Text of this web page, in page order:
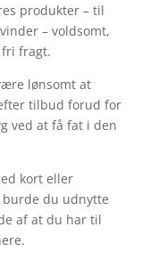
produkter – til
– voldsomt,
fragt.
lønsomt at
tilbud forud for
ved at få fat i den
kort eller
du udnytte
af at du har til